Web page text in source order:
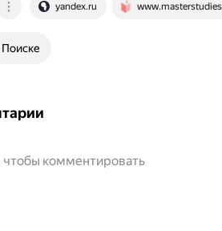
yandex.ru
чтобы комментировать